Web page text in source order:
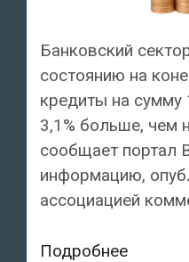
Банковский
состоянию на
кредиты на сумму
3,1% больше, чем
сообщает портал
информацию,
ассоциацией
ПодробнееЖители